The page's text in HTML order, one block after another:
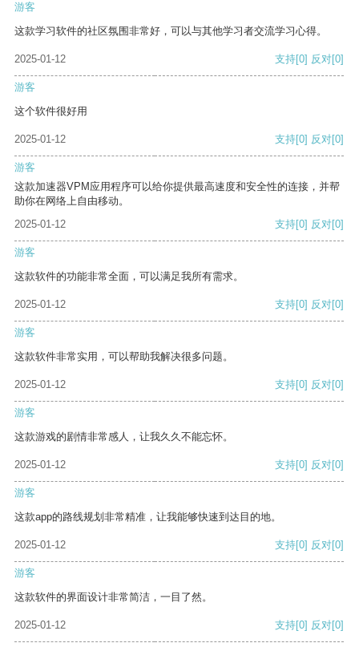
游客
这款学习软件的社区氛围非常好，可以与其他学习者交流学习心得。
2025-01-12 支持[0] 反对[0]
游客
这个软件很好用
2025-01-12 支持[0] 反对[0]
游客
这款加速器VPM应用程序可以给你提供最高速度和安全性的连接，并帮
助你在网络上自由移动。
2025-01-12
支持[0] 反对[0]
游客
这款软件的功能非常全面，可以满足我所有需求。
2025-01-12 支持[0] 反对[0]
游客
这款软件非常实用，可以帮助我解决很多问题。
2025-01-12 支持[0] 反对[0]
游客
这款游戏的剧情非常感人，让我久久不能忘怀。
2025-01-12 支持[0] 反对[0]
游客
这款app的路线规划非常精准，让我能够快速到达目的地。
2025-01-12 支持[0] 反对[0]
游客
这款软件的界面设计非常简洁，一目了然。
2025-01-12 支持[0] 反对[0]